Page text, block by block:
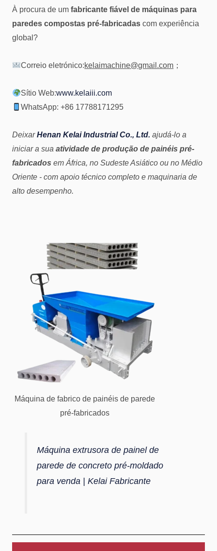
À procura de um fabricante fiável de máquinas para
paredes compostas pré-fabricadas com experiência
global?
Correio eletrónico:kelaimachine@gmail.com ；
Sítio Web:www.kelaiii.com
WhatsApp: +86 17788171295
DeixarHenan Kelai Industrial Co., Ltd. ajudá-lo a
iniciar a sua atividade de produção de painéis pré-
fabricados em África, no Sudeste Asiático ou no Médio
Oriente - com apoio técnico completo e maquinaria de
alto desempenho.
Máquina de fabrico de painéis de parede
pré-fabricados
Máquina extrusora de painel de
parede de concreto pré-moldado
para venda | Kelai Fabricante